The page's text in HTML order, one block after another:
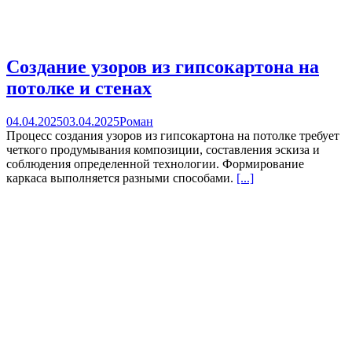
Создание узоров из гипсокартона на
потолке и стенах
04.04.202503.04.2025Роман
Процесс создания узоров из гипсокартона на потолке требует
четкого продумывания композиции, составления эскиза и
соблюдения определенной технологии. Формирование
каркаса выполняется разными способами. [...]